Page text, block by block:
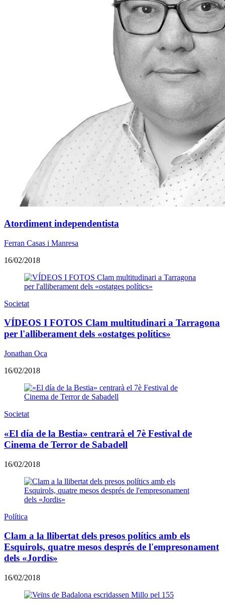
Atordiment independentista
Ferran Casas i Manresa
16/02/2018
Societat
VÍDEOS I FOTOS Clam multitudinari a Tarragona
per l'alliberament dels «ostatges polítics»
Jonathan Oca
16/02/2018
Societat
«El día de la Bestia» centrarà el 7è Festival de
Cinema de Terror de Sabadell
16/02/2018
Política
​Clam a la llibertat dels presos polítics amb els
Esquirols, quatre mesos després de l'empresonament
dels «Jordis»
16/02/2018